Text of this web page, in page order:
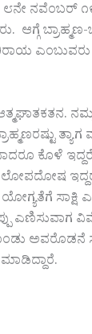
ನವೆಂಬರ್
ಆಗ್ಗೆ
ಎಂಬುವರು
ಕೊಳೆ ಇದ್ದರೆ
ಲೋಪದೋಷ
ಸಾಕ್ಷಿ
ಎಣಿಸುವಾಗ